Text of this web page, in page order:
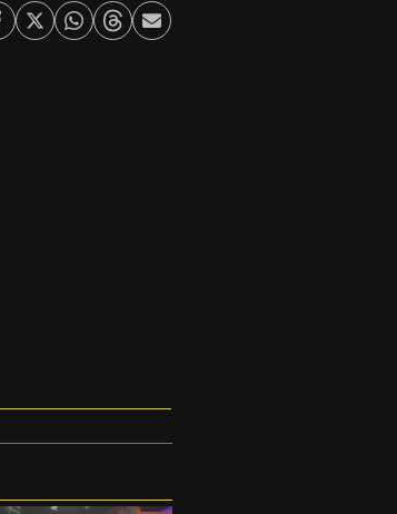
TwitterWhatsapp
ThreadsEnviar